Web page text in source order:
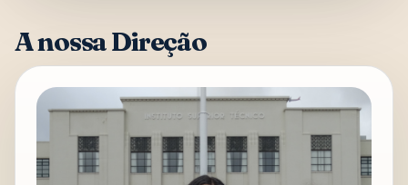
A nossa Direção